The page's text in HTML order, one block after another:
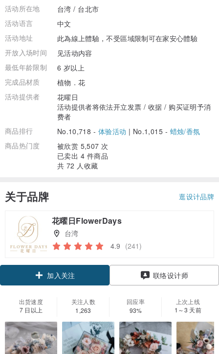
活动所在地
台湾 / 台北市
活动语言
中文
活动地址
此為線上體驗，不受區域限制可在家安心體驗
开放入场时间
见活动内容
最低年龄限制
6 岁以上
完成品材质
植物．花
活动提供者
花曜日
活动提供者将依法开立发票 / 收据 / 购买证明予消
费者
商品排行
No.10,718 - 体验活动 | No.1,015 - 蜡烛/香氛
商品热门度
被欣赏 5,507 次
已卖出 4 件商品
共 72 人收藏
关于品牌 逛设计品牌
花曜日FlowerDays
台湾
4.9 (241)
加入关注 联络设计师
出货速度
7 日以上
关注人数
1,263
回应率
93%
上次上线
1～3 天前